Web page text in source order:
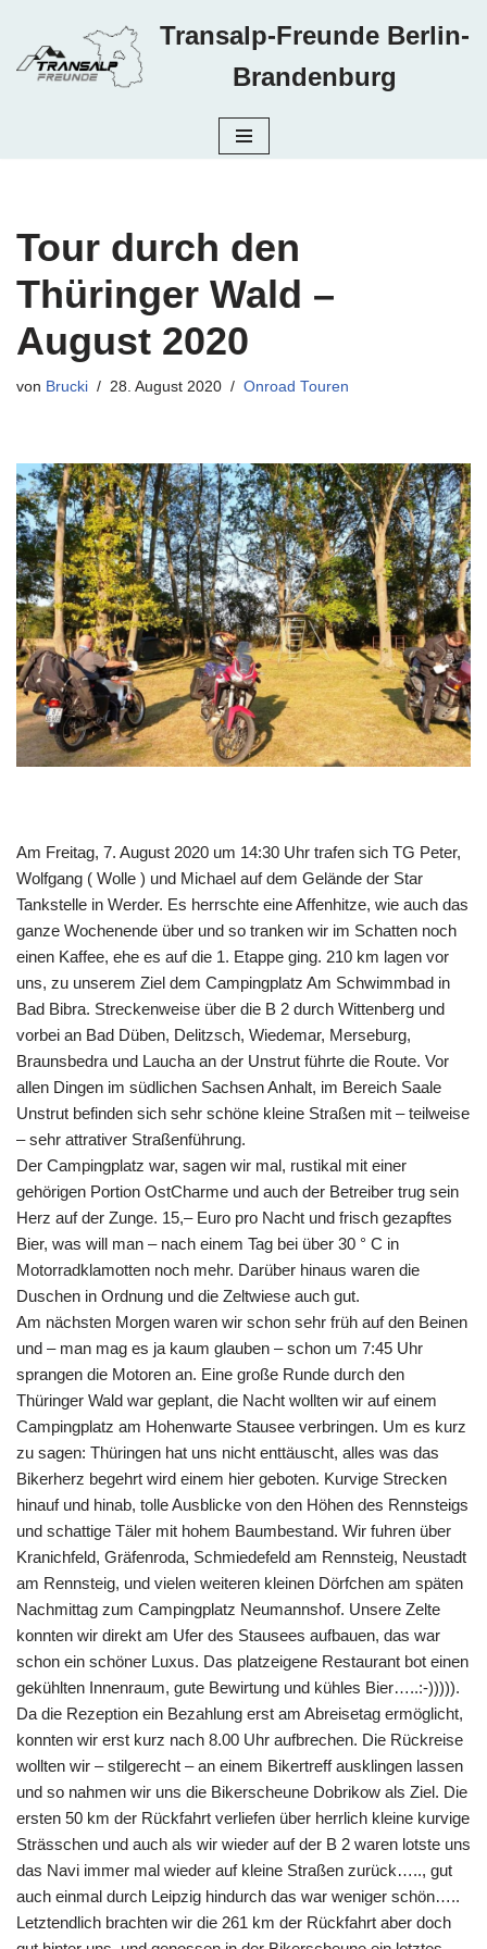
Zum
Inhalt
Transalp-Freunde Berlin-
Brandenburg
Tour durch den
Thüringer Wald –
August 2020
von Brucki 28. August 2020 Onroad Touren
Am Freitag, 7. August 2020 um 14:30 Uhr trafen sich TG Peter,
Wolfgang ( Wolle ) und Michael auf dem Gelände der Star
Tankstelle in Werder. Es herrschte eine Affenhitze, wie auch das
ganze Wochenende über und so tranken wir im Schatten noch
einen Kaffee, ehe es auf die 1. Etappe ging. 210 km lagen vor
uns, zu unserem Ziel dem Campingplatz Am Schwimmbad in
Bad Bibra. Streckenweise über die B 2 durch Wittenberg und
vorbei an Bad Düben, Delitzsch, Wiedemar, Merseburg,
Braunsbedra und Laucha an der Unstrut führte die Route. Vor
allen Dingen im südlichen Sachsen Anhalt, im Bereich Saale
Unstrut befinden sich sehr schöne kleine Straßen mit – teilweise
– sehr attrativer Straßenführung.
Der Campingplatz war, sagen wir mal, rustikal mit einer
gehörigen Portion OstCharme und auch der Betreiber trug sein
Herz auf der Zunge. 15,– Euro pro Nacht und frisch gezapftes
Bier, was will man – nach einem Tag bei über 30 ° C in
Motorradklamotten noch mehr. Darüber hinaus waren die
Duschen in Ordnung und die Zeltwiese auch gut.
Am nächsten Morgen waren wir schon sehr früh auf den Beinen
und – man mag es ja kaum glauben – schon um 7:45 Uhr
sprangen die Motoren an. Eine große Runde durch den
Thüringer Wald war geplant, die Nacht wollten wir auf einem
Campingplatz am Hohenwarte Stausee verbringen. Um es kurz
zu sagen: Thüringen hat uns nicht enttäuscht, alles was das
Bikerherz begehrt wird einem hier geboten. Kurvige Strecken
hinauf und hinab, tolle Ausblicke von den Höhen des Rennsteigs
und schattige Täler mit hohem Baumbestand. Wir fuhren über
Kranichfeld, Gräfenroda, Schmiedefeld am Rennsteig, Neustadt
am Rennsteig, und vielen weiteren kleinen Dörfchen am späten
Nachmittag zum Campingplatz Neumannshof. Unsere Zelte
konnten wir direkt am Ufer des Stausees aufbauen, das war
schon ein schöner Luxus. Das platzeigene Restaurant bot einen
gekühlten Innenraum, gute Bewirtung und kühles Bier…..:-))))).
Da die Rezeption ein Bezahlung erst am Abreisetag ermöglicht,
konnten wir erst kurz nach 8.00 Uhr aufbrechen. Die Rückreise
wollten wir – stilgerecht – an einem Bikertreff ausklingen lassen
und so nahmen wir uns die Bikerscheune Dobrikow als Ziel. Die
ersten 50 km der Rückfahrt verliefen über herrlich kleine kurvige
Strässchen und auch als wir wieder auf der B 2 waren lotste uns
das Navi immer mal wieder auf kleine Straßen zurück….., gut
auch einmal durch Leipzig hindurch das war weniger schön…..
Letztendlich brachten wir die 261 km der Rückfahrt aber doch